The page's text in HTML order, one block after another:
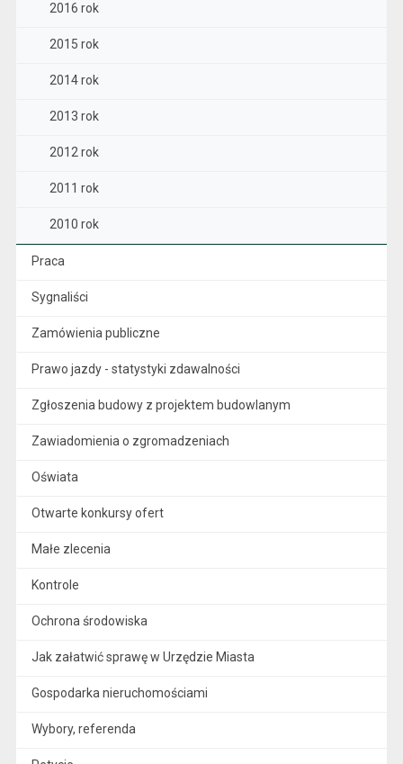
2016 rok
2015 rok
2014 rok
2013 rok
2012 rok
2011 rok
2010 rok
Praca
Sygnaliści
Zamówienia publiczne
Prawo jazdy - statystyki zdawalności
Zgłoszenia budowy z projektem budowlanym
Zawiadomienia o zgromadzeniach
Oświata
Otwarte konkursy ofert
Małe zlecenia
Kontrole
Ochrona środowiska
Jak załatwić sprawę w Urzędzie Miasta
Gospodarka nieruchomościami
Wybory, referenda